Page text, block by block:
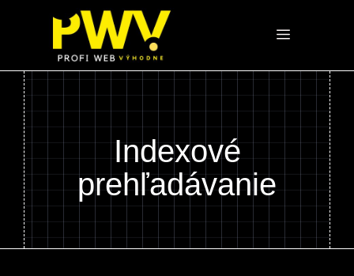
Menu
Indexové
prehľadávanie